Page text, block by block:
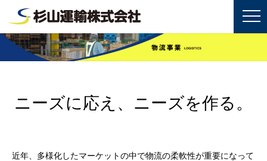
ニーズに応え、ニーズを作る。
近年、多様化したマーケットの中で物流の柔軟性が重要になって